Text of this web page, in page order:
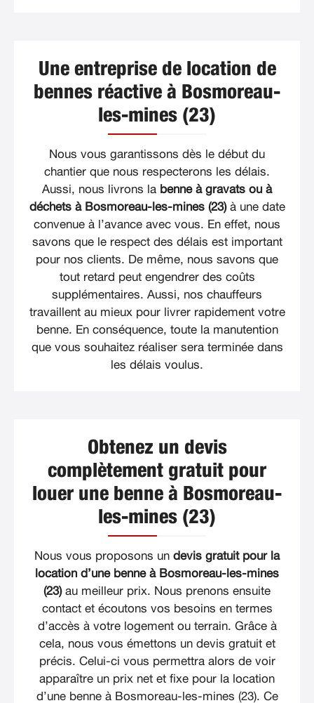
Une entreprise de location de
bennes réactive à Bosmoreau-
les-mines (23)
Nous vous garantissons dès le début du
chantier que nous respecterons les délais.
Aussi, nous livrons la benne à gravats ou à
déchets à Bosmoreau-les-mines (23)à une date
convenue à l’avance avec vous. En effet, nous
savons que le respect des délais est important
pour nos clients. De même, nous savons que
tout retard peut engendrer des coûts
supplémentaires. Aussi, nos chauffeurs
travaillent au mieux pour livrer rapidement votre
benne. En conséquence, toute la manutention
que vous souhaitez réaliser sera terminée dans
les délais voulus.
Obtenez un devis
complètement gratuit pour
louer une benne à Bosmoreau-
les-mines (23)
Nous vous proposons un devis gratuit pour la
location d’une benne à Bosmoreau-les-mines
(23)au meilleur prix. Nous prenons ensuite
contact et écoutons vos besoins en termes
d’accès à votre logement ou terrain. Grâce à
cela, nous vous émettons un devis gratuit et
précis. Celui-ci vous permettra alors de voir
apparaître un prix net et fixe pour la location
d’une benne à Bosmoreau-les-mines (23). Ce